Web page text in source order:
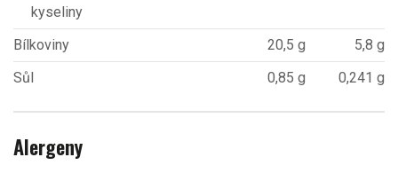
kyseliny
Bílkoviny 20,5 g
5,8 g
Sůl
0,85 g 0,241 g
Alergeny